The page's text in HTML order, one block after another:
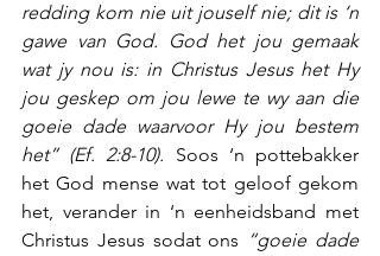
redding kom nie uit jouself nie; dit is ‘n
gawe van God. God het jou gemaak
wat jy nou is: in Christus Jesus het Hy
jou geskep om jou lewe te wy aan die
goeie dade waarvoor Hy jou bestem
het” (Ef. 2:8-10). Soos ‘n pottebakker
het God mense wat tot geloof gekom
het, verander in ‘n eenheidsband met
Christus Jesus sodat ons “goeie dade